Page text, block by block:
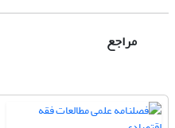
مراجع